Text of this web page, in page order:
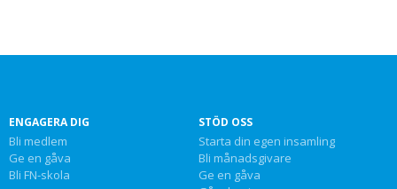
ENGAGERA DIG
Bli medlem
Ge en gåva
Bli FN-skola
STÖD OSS
Starta din egen insamling
Bli månadsgivare
Ge en gåva